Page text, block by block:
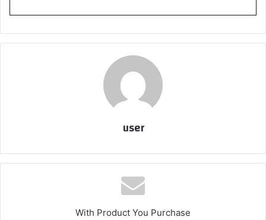
user
With Product You Purchase